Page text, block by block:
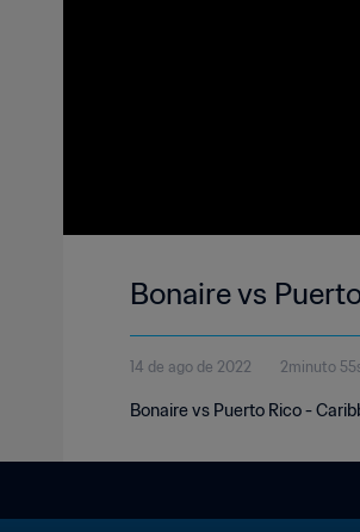
Bonaire vs
14 de ago de 2022 2minuto
Bonaire vs Puerto Rico -